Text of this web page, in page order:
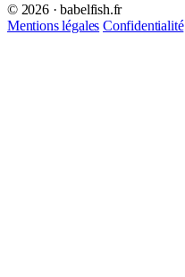
© 2026 · babelfish.fr
Mentions légales Confidentialité